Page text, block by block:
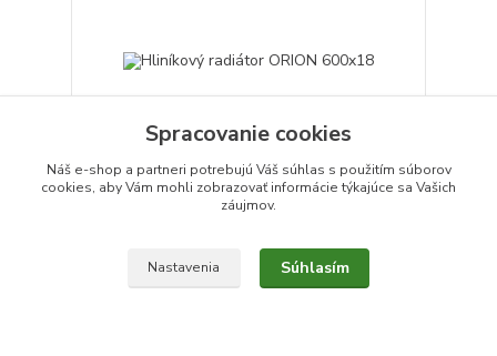
538,99 €/ks
438,20 €bez DPH na objednávku
Spracovanie cookies
Náš e-shop a partneri potrebujú Váš súhlas s použitím súborov
cookies, aby Vám mohli zobrazovať informácie týkajúce sa Vašich
záujmov.
Nastavenia Súhlasím